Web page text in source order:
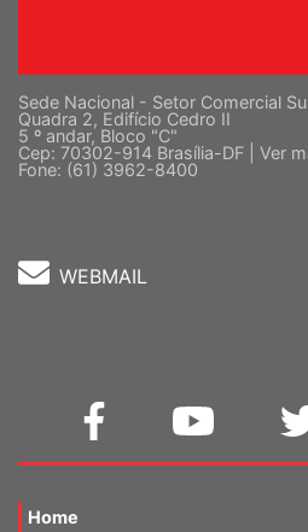
Sede Nacional - Setor Comercial
Quadra 2, Edifício Cedro II
5 º andar, Bloco "C"
Cep: 70302-914 Brasília-DF | Ver
Fone: (61) 3962-8400
WEBMAIL
Home